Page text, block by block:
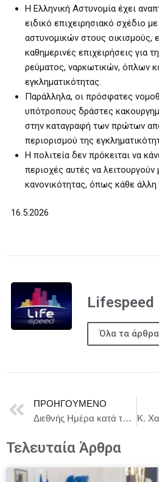
Η Ελληνική Αστυνομία έχει
ειδικό επιχειρησιακό σχέδιο
αστυνομικών στους οικισμούς,
καθημερινές επιχειρήσεις για
ρεύματος, ναρκωτικών, όπλων
εγκληματικότητας.
Παράλληλα, οι πρόσφατες
υπότροπους δράστες
στην καταγραφή των πρώτων
περιορισμού της
Η πολιτεία δεν πρόκειται να
περιοχές αυτές να
κανονικότητας, όπως κάθε άλλη
16.5.2026
Lifespeed
Όλα τα
ΠΡΟΗΓΟΎΜΕΝΟ
Διεθνής Ημέρα κατά της Ομοφοβίας, της Αμφιφοβίας και της Τρανσφοβίας: Δήλωση της Ύπατης Εκπροσώπου εκ μέρους της Ευρωπαϊκής Ένωσης 2026
Τελευταία Άρθρα